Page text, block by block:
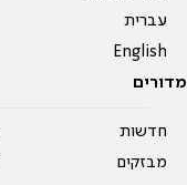
עברית
English
מדורים
חדשות
מבזקים